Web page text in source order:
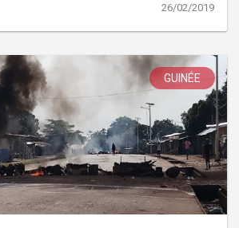
26/02/2019
GUINÉE